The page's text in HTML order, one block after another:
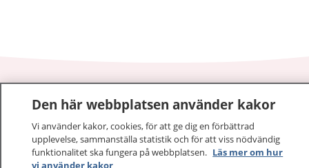
På 1177.se får du råd om hälsa och information om
sjukdomar och vilka mottagningar du kan kontakta.
Logga in för att läsa din journal och göra dina
Den här webbplatsen använder kakor
Vi använder kakor, cookies, för att ge dig en förbättrad
upplevelse, sammanställa statistik och för att viss nödvändig
funktionalitet ska fungera på webbplatsen. Läs mer om hur
vi använder kakor